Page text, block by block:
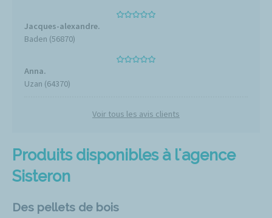
Produits disponibles à l'agence
Sisteron
Des pellets de bois
Jacques-alexandre.
Baden (56870)
Anna.
Uzan (64370)
Voir tous les avis clients